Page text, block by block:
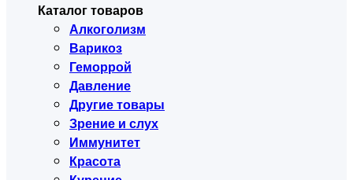
Каталог товаров
Алкоголизм
Варикоз
Геморрой
Давление
Другие товары
Зрение и слух
Иммунитет
Красота